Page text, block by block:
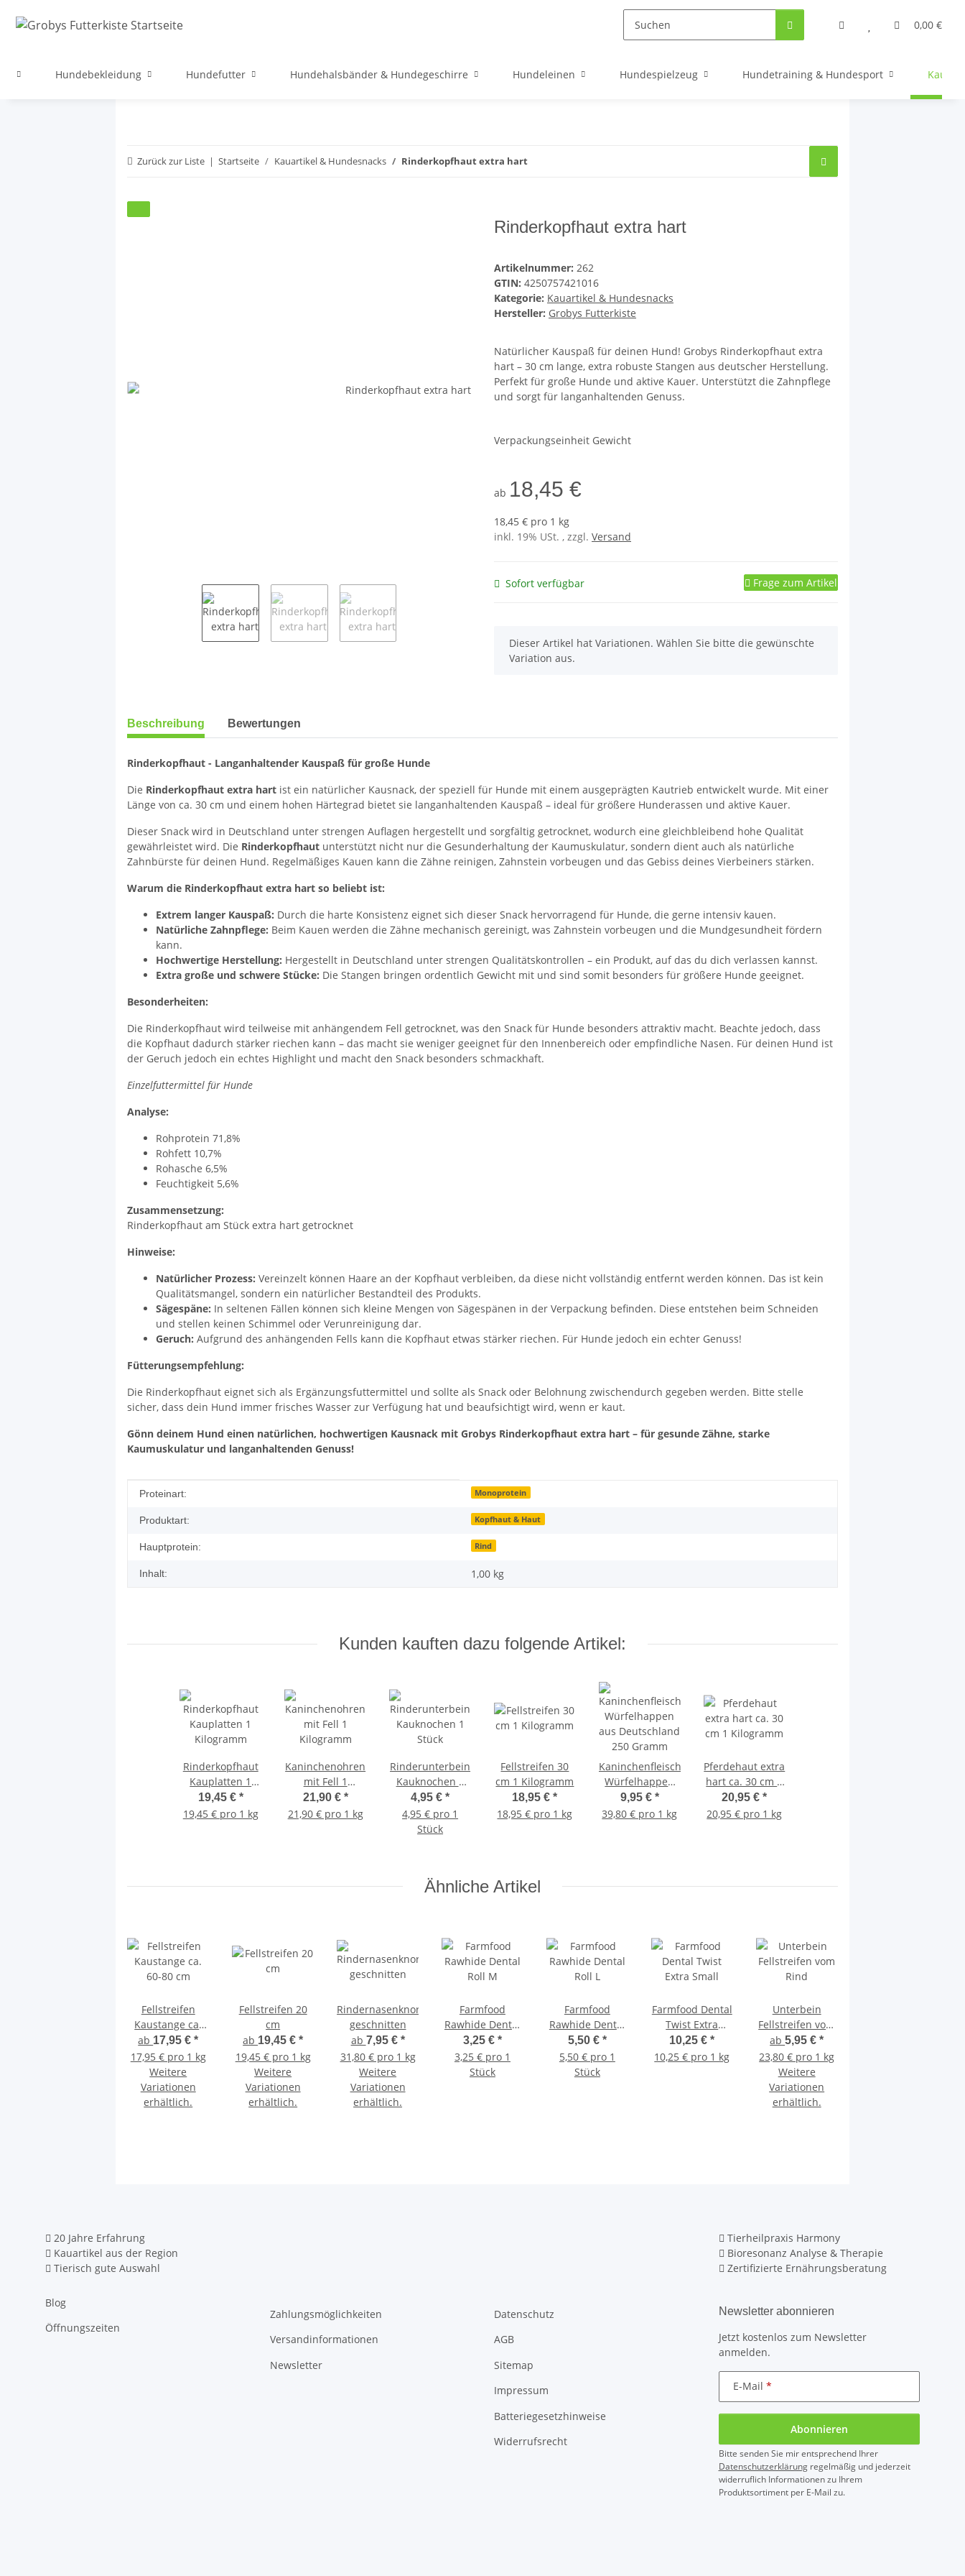
0,00 €
Hundebekleidung Hundefutter Hundehalsbänder & Hundegeschirre Hundeleinen Hundespielzeug Hundetraining & Hundesport
Zurück zur Liste Startseite Kauartikel & Hundesnacks Rinderkopfhaut extra hart
Rinderkopfhaut extra hart
Artikelnummer: 262
GTIN: 4250757421016
Kategorie: Kauartikel & Hundesnacks
Hersteller: Grobys Futterkiste
Natürlicher Kauspaß für deinen Hund! Grobys Rinderkopfhaut extra
hart – 30 cm lange, extra robuste Stangen aus deutscher Herstellung.
Perfekt für große Hunde und aktive Kauer. Unterstützt die Zahnpflege
und sorgt für langanhaltenden Genuss.
Verpackungseinheit Gewicht
ab 18,45 €
18,45 € pro 1 kg
inkl. 19% USt. , zzgl. Versand
Sofort verfügbar Frage zum Artikel
x
Dieser Artikel hat Variationen. Wählen Sie bitte die gewünschte
Variation aus.
weitere Registerkarten anzeigen
Beschreibung Bewertungen
Rinderkopfhaut - Langanhaltender Kauspaß für große Hunde
Die Rinderkopfhaut extra hart ist ein natürlicher Kausnack, der speziell für Hunde mit einem ausgeprägten Kautrieb entwickelt wurde. Mit einer
Länge von ca. 30 cm und einem hohen Härtegrad bietet sie langanhaltenden Kauspaß – ideal für größere Hunderassen und aktive Kauer.
Dieser Snack wird in Deutschland unter strengen Auflagen hergestellt und sorgfältig getrocknet, wodurch eine gleichbleibend hohe Qualität
gewährleistet wird. Die Rinderkopfhaut unterstützt nicht nur die Gesunderhaltung der Kaumuskulatur, sondern dient auch als natürliche
Zahnbürste für deinen Hund. Regelmäßiges Kauen kann die Zähne reinigen, Zahnstein vorbeugen und das Gebiss deines Vierbeiners stärken.
Warum die Rinderkopfhaut extra hart so beliebt ist:
Extrem langer Kauspaß: Durch die harte Konsistenz eignet sich dieser Snack hervorragend für Hunde, die gerne intensiv kauen.
Natürliche Zahnpflege: Beim Kauen werden die Zähne mechanisch gereinigt, was Zahnstein vorbeugen und die Mundgesundheit fördern
kann.
Hochwertige Herstellung: Hergestellt in Deutschland unter strengen Qualitätskontrollen – ein Produkt, auf das du dich verlassen kannst.
Extra große und schwere Stücke: Die Stangen bringen ordentlich Gewicht mit und sind somit besonders für größere Hunde geeignet.
Besonderheiten:
Die Rinderkopfhaut wird teilweise mit anhängendem Fell getrocknet, was den Snack für Hunde besonders attraktiv macht. Beachte jedoch, dass
die Kopfhaut dadurch stärker riechen kann – das macht sie weniger geeignet für den Innenbereich oder empfindliche Nasen. Für deinen Hund ist
der Geruch jedoch ein echtes Highlight und macht den Snack besonders schmackhaft.
Einzelfuttermittel für Hunde
Analyse:
Rohprotein 71,8%
Rohfett 10,7%
Rohasche 6,5%
Feuchtigkeit 5,6%
Zusammensetzung:
Rinderkopfhaut am Stück extra hart getrocknet
Hinweise:
Natürlicher Prozess: Vereinzelt können Haare an der Kopfhaut verbleiben, da diese nicht vollständig entfernt werden können. Das ist kein
Qualitätsmangel, sondern ein natürlicher Bestandteil des Produkts.
Sägespäne: In seltenen Fällen können sich kleine Mengen von Sägespänen in der Verpackung befinden. Diese entstehen beim Schneiden
und stellen keinen Schimmel oder Verunreinigung dar.
Geruch: Aufgrund des anhängenden Fells kann die Kopfhaut etwas stärker riechen. Für Hunde jedoch ein echter Genuss!
Fütterungsempfehlung:
Die Rinderkopfhaut eignet sich als Ergänzungsfuttermittel und sollte als Snack oder Belohnung zwischendurch gegeben werden. Bitte stelle
sicher, dass dein Hund immer frisches Wasser zur Verfügung hat und beaufsichtigt wird, wenn er kaut.
Gönn deinem Hund einen natürlichen, hochwertigen Kausnack mit Grobys Rinderkopfhaut extra hart – für gesunde Zähne, starke
Kaumuskulatur und langanhaltenden Genuss!
Produkteigenschaft
Wert
Proteinart: Monoprotein
Produktart: Kopfhaut & Haut
Hauptprotein: Rind
Inhalt: 1,00 kg
Kunden kauften dazu folgende Artikel:
Rinderkopfhaut
Kauplatten 1
Kilogramm
19,45 € *
19,45 € pro 1 kg
Kaninchenohren
mit Fell 1
Kilogramm
21,90 € *
21,90 € pro 1 kg
Rinderunterbein
Kauknochen 1
Stück
4,95 €*
4,95 € pro 1
Stück
Fellstreifen 30
cm 1 Kilogramm
18,95 €*
18,95 € pro 1 kg
Kaninchenfleisch
Würfelhappen
aus Deutschland
250 Gramm
9,95 € *
39,80 € pro 1 kg
Pferdehaut extra
hart ca. 30 cm 1
Kilogramm
20,95 €*
20,95 € pro 1 kg
Ähnliche Artikel
Fellstreifen
Kaustange ca.
60-80 cm
ab 17,95 €*
17,95 € pro 1 kg
Weitere
Variationen
erhältlich.
Fellstreifen 20
cm
ab 19,45 €*
19,45 € pro 1 kg
Weitere
Variationen
erhältlich.
Rindernasenknorpel
geschnitten
ab 7,95 € *
31,80 € pro 1 kg
Weitere
Variationen
erhältlich.
Farmfood
Rawhide Dental
Roll M
3,25 € *
3,25 € pro 1
Stück
Farmfood
Rawhide Dental
Roll L
5,50 € *
5,50 € pro 1
Stück
Farmfood Dental
Twist Extra
Small
10,25 €*
10,25 € pro 1 kg
Unterbein
Fellstreifen vom
Rind
ab5,95 €*
23,80 € pro 1 kg
Weitere
Variationen
erhältlich.
20 Jahre Erfahrung
Kauartikel aus der Region
Tierisch gute Auswahl
Tierheilpraxis Harmony
Bioresonanz Analyse & Therapie
Zertifizierte Ernährungsberatung
Blog
Öffnungszeiten
Zahlungsmöglichkeiten
Versandinformationen
Newsletter
Datenschutz
AGB
Sitemap
Impressum
Batteriegesetzhinweise
Widerrufsrecht
Newsletter abonnieren
Jetzt kostenlos zum Newsletter
anmelden.
E-Mail
Abonnieren
Bitte senden Sie mir entsprechend Ihrer
Datenschutzerklärungregelmäßig und jederzeit
widerruflich Informationen zu Ihrem
Produktsortiment per E-Mail zu.